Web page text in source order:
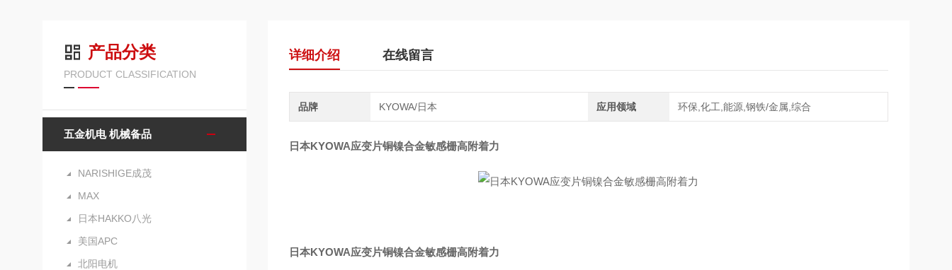
产品分类
PRODUCT CLASSIFICATION
五金机电 机械备品
NARISHIGE成茂
MAX
日本HAKKO八光
美国APC
北阳电机
详细介绍 在线留言
品牌 KYOWA/日本 应用领域 环保,化工,能源,钢铁/金属,综合
日本KYOWA应变片铜镍合金敏感栅高附着力
日本KYOWA应变片铜镍合金敏感栅高附着力